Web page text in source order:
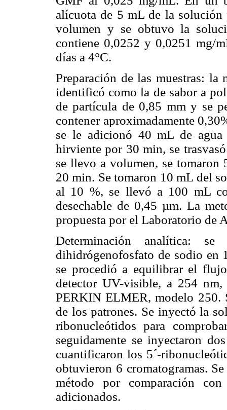
alícuota de 5 mL de la
volumen y se obtuvo la
contiene 0,0252 y 0,0251 mg/
días a 4°C.
Preparación de las muestras: la
identificó como la de sabor a
de partícula de 0,85 mm y se
contener aproximadamente
se le adicionó 40 mL de
hirviente por 30 min, se
se llevo a volumen, se
20 min. Se tomaron 10 mL del
al 10 %, se llevó a 100 mL
desechable de 0,45 µm. La
propuesta por el Laboratorio de
Determinación analítica:
dihidrógenofosfato de sodio en
se procedió a equilibrar el
detector UV-visible, a 254
PERKIN ELMER, modelo 250.
de los patrones. Se inyectó la
ribonucleótidos para
seguidamente se inyectaron
cuantificaron los 5´-
obtuvieron 6 cromatogramas.
método por comparación
adicionados.